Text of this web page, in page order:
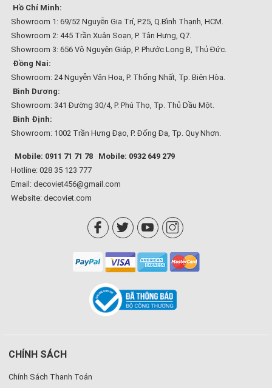
Hồ Chí Minh:
Showroom 1: 69/52 Nguyễn Gia Trí, P.25, Q.Bình Thạnh, HCM.
Showroom 2: 445 Trần Xuân Soạn, P. Tân Hưng, Q7.
Showroom 3: 656 Võ Nguyên Giáp, P. Phước Long B, Thủ Đức.
Đồng Nai:
Showroom: 24 Nguyễn Văn Hoa, P. Thống Nhất, Tp. Biên Hòa.
Bình Dương:
Showroom: 341 Đường 30/4, P. Phú Thọ, Tp. Thủ Dầu Một.
Bình Định:
Showroom: 1002 Trần Hưng Đạo, P. Đống Đa, Tp. Quy Nhơn.
Mobile: 0911 71 71 78
Mobile: 0932 649 279
Hotline: 028 35 123 777
Email: decoviet456@gmail.com
Website: decoviet.com
CHÍNH SÁCH
Chính Sách Thanh Toán